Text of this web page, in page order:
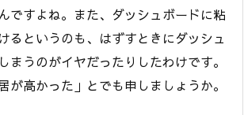
ですよね。また、ダッシュボードに粘
るというのも、はずすときにダッシュ
まうのがイヤだったりしたわけです。
が高かった」とでも申しましょうか。